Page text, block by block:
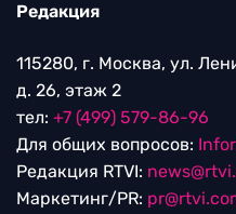
Редакция
115280, г. Москва, ул.
д. 26, этаж 2
тел: +7 (499) 579-86-96
Для общих вопросов:
Редакция RTVI:
Маркетинг/PR: